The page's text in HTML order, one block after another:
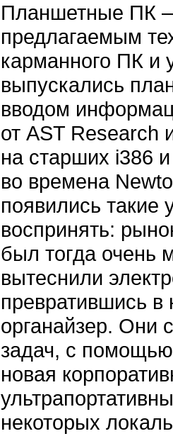
Планшетные ПК
предлагаемым
карманного ПК и
выпускались
вводом
от AST Research
на старших i386
во времена
появились такие
воспринять:
был тогда очень
вытеснили
превратившись
органайзер. Они
задач, с
новая
некоторых